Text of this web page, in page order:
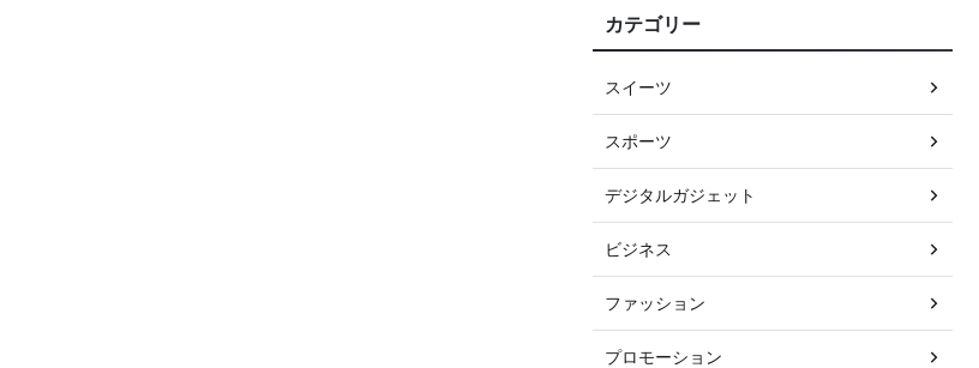
カテゴリー
スイーツ
スポーツ
デジタルガジェット
ビジネス
ファッション
プロモーション